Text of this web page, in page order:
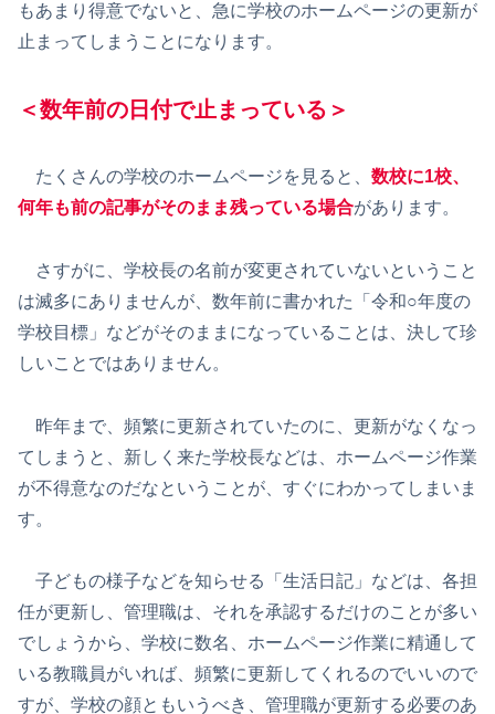
もあまり得意でないと、急に学校のホームページの更新が
止まってしまうことになります。
＜数年前の日付で止まっている＞
たくさんの学校のホームページを見ると、 数校に1校、
何年も前の記事がそのまま残っている場合があります。
さすがに、学校長の名前が変更されていないということ
は滅多にありませんが、数年前に書かれた「令和○年度の
学校目標」などがそのままになっていることは、決して珍
しいことではありません。
昨年まで、頻繁に更新されていたのに、更新がなくなっ
てしまうと、新しく来た学校長などは、ホームページ作業
が不得意なのだなということが、すぐにわかってしまいま
す。
子どもの様子などを知らせる「生活日記」などは、各担
任が更新し、管理職は、それを承認するだけのことが多い
でしょうから、学校に数名、ホームページ作業に精通して
いる教職員がいれば、頻繁に更新してくれるのでいいので
すが、学校の顔ともいうべき、管理職が更新する必要のあ